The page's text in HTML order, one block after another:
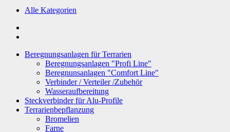
Alle Kategorien
Beregnungsanlagen für Terrarien
Beregnungsanlagen "Profi Line"
Beregnunsanlagen "Comfort Line"
Verbinder / Verteiler /Zubehör
Wasseraufbereitung
Steckverbinder für Alu-Profile
Terrarienbepflanzung
Bromelien
Farne